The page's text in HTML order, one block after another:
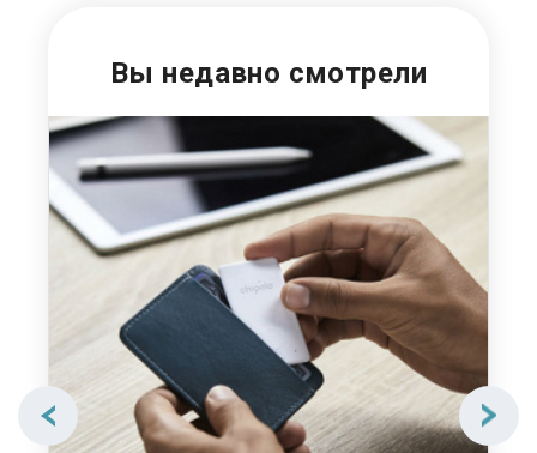
Вы недавно смотрели